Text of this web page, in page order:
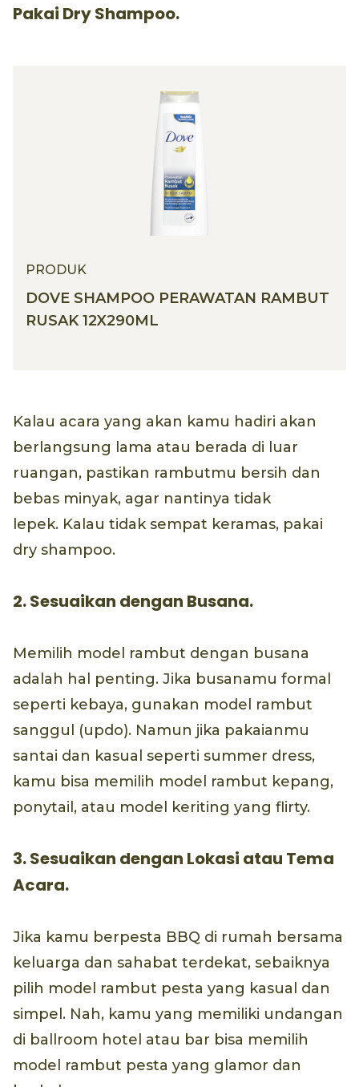
Pakai Dry Shampoo.
PRODUK
DOVE SHAMPOO PERAWATAN RAMBUT
RUSAK 12X290ML
Kalau acara yang akan kamu hadiri akan
berlangsung lama atau berada di luar
ruangan, pastikan rambutmu bersih dan
bebas minyak, agar nantinya tidak
lepek. Kalau tidak sempat keramas, pakai
dry shampoo.
2. Sesuaikan dengan Busana.
Memilih model rambut dengan busana
adalah hal penting. Jika busanamu formal
seperti kebaya, gunakan model rambut
sanggul (updo). Namun jika pakaianmu
santai dan kasual seperti summer dress,
kamu bisa memilih model rambut kepang,
ponytail, atau model keriting yang flirty.
3. Sesuaikan dengan Lokasi atau Tema
Acara.
Jika kamu berpesta BBQ di rumah bersama
keluarga dan sahabat terdekat, sebaiknya
pilih model rambut pesta yang kasual dan
simpel. Nah, kamu yang memiliki undangan
di ballroom hotel atau bar bisa memilih
model rambut pesta yang glamor dan